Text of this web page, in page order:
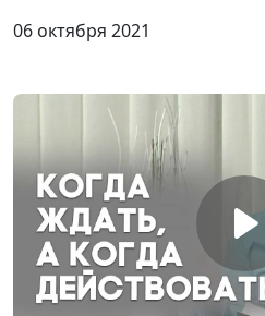
06 октября 2021
Такие разные страхи:
польза и вред
Перемены в жизни - в
чем их смысл?